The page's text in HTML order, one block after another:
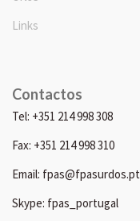
Links
Contactos
Tel: +351 214 998 308
Fax: +351 214 998 310
Email: fpas@fpasurdos.pt
Skype: fpas_portugal